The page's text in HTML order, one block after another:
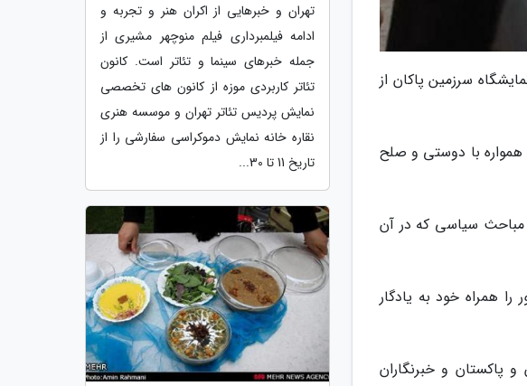
سرزمین پاکان از
همواره با دوستی و صلح
مباحث سیاسی که در آن
همراه خود به یادگار
پاکستان و خبرنگاران
تهران و خبرهایی از اکران هنر و تجربه و
ادامه فیلمبرداری فیلم منوچهر مشیری از
جمله خبرهای سینما و تئاتر است. کانون
تئاتر کاربردی موزه از کانون های تخصصی
نمایش پردیس تئاتر تهران و موسسه هنری
نقاره خانه نمایش دموکراسی سفارشی را از
تاریخ 11 تا 30...